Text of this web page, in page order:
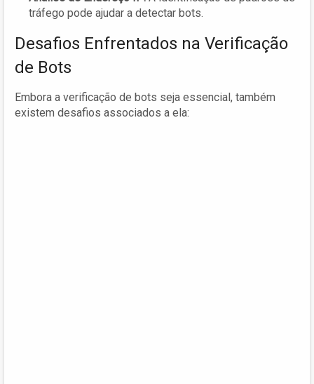
tráfego pode ajudar a detectar bots.
Desafios Enfrentados na Verificação
de Bots
Embora a verificação de bots seja essencial, também
existem desafios associados a ela: